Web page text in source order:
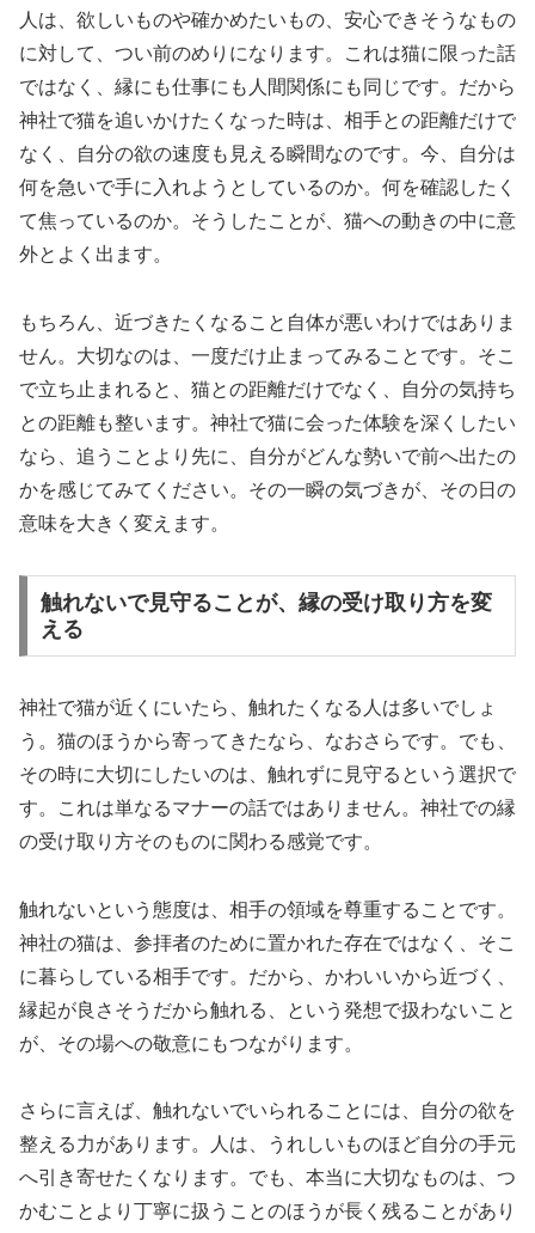
人は、欲しいものや確かめたいもの、安心できそうなもの
に対して、つい前のめりになります。これは猫に限った話
ではなく、縁にも仕事にも人間関係にも同じです。だから
神社で猫を追いかけたくなった時は、相手との距離だけで
なく、自分の欲の速度も見える瞬間なのです。今、自分は
何を急いで手に入れようとしているのか。何を確認したく
て焦っているのか。そうしたことが、猫への動きの中に意
外とよく出ます。
もちろん、近づきたくなること自体が悪いわけではありま
せん。大切なのは、一度だけ止まってみることです。そこ
で立ち止まれると、猫との距離だけでなく、自分の気持ち
との距離も整います。神社で猫に会った体験を深くしたい
なら、追うことより先に、自分がどんな勢いで前へ出たの
かを感じてみてください。その一瞬の気づきが、その日の
意味を大きく変えます。
触れないで見守ることが、縁の受け取り方を変
える
神社で猫が近くにいたら、触れたくなる人は多いでしょ
う。猫のほうから寄ってきたなら、なおさらです。でも、
その時に大切にしたいのは、触れずに見守るという選択で
す。これは単なるマナーの話ではありません。神社での縁
の受け取り方そのものに関わる感覚です。
触れないという態度は、相手の領域を尊重することです。
神社の猫は、参拝者のために置かれた存在ではなく、そこ
に暮らしている相手です。だから、かわいいから近づく、
縁起が良さそうだから触れる、という発想で扱わないこと
が、その場への敬意にもつながります。
さらに言えば、触れないでいられることには、自分の欲を
整える力があります。人は、うれしいものほど自分の手元
へ引き寄せたくなります。でも、本当に大切なものは、つ
かむことより丁寧に扱うことのほうが長く残ることがあり